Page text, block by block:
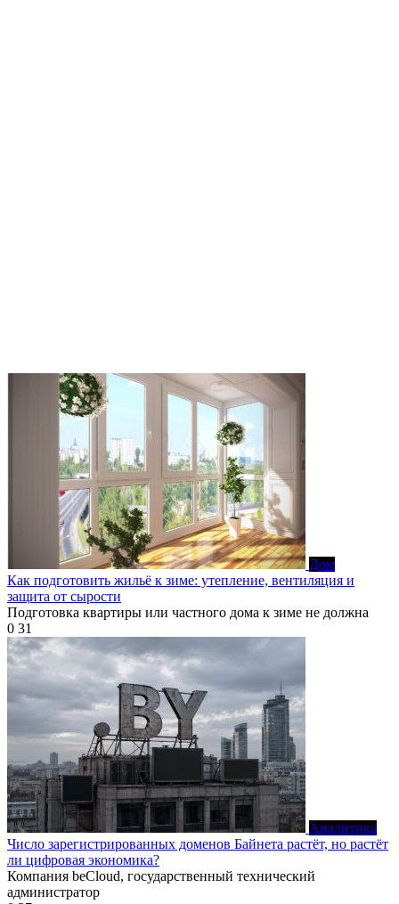
Дом
Как подготовить жильё к зиме: утепление, вентиляция и
защита от сырости
Подготовка квартиры или частного дома к зиме не должна
0 31
Аналитика
Число зарегистрированных доменов Байнета растёт, но растёт
ли цифровая экономика?
Компания beCloud, государственный технический
администратор